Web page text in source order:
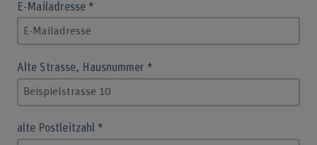
E-Mailadresse *
Alte Strasse, Hausnummer *
alte Postleitzahl *